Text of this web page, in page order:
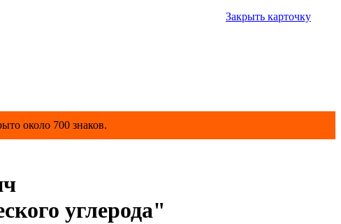
Закрыть карточку
около 700 знаков.
углерода"